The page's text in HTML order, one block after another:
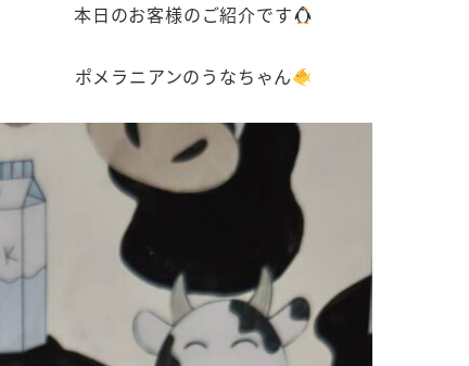
本日のお客様のご紹介です
ポメラニアンのうなちゃん